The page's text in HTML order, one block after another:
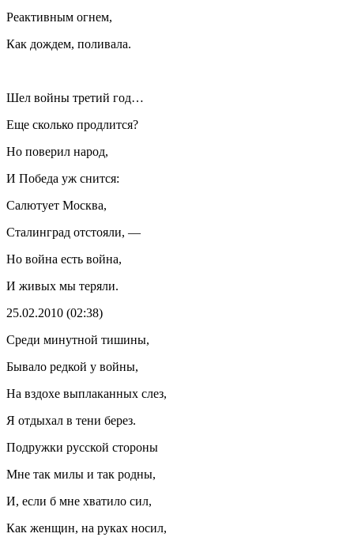
Реактивным огнем,
Как дождем, поливала.
Шел войны третий год…
Еще сколько продлится?
Но поверил народ,
И Победа уж снится:
Салютует Москва,
Сталинград отстояли, —
Но война есть война,
И живых мы теряли.
25.02.2010 (02:38)
Среди минутной тишины,
Бывало редкой у войны,
На вздохе выплаканных слез,
Я отдыхал в тени берез.
Подружки русской стороны
Мне так милы и так родны,
И, если б мне хватило сил,
Как женщин, на руках носил,